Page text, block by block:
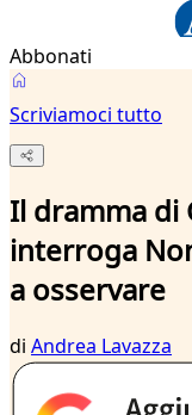
Abbonati
Scriviamoci tutto
Il dramma di
interroga
a osservare
di Andrea Lavazza